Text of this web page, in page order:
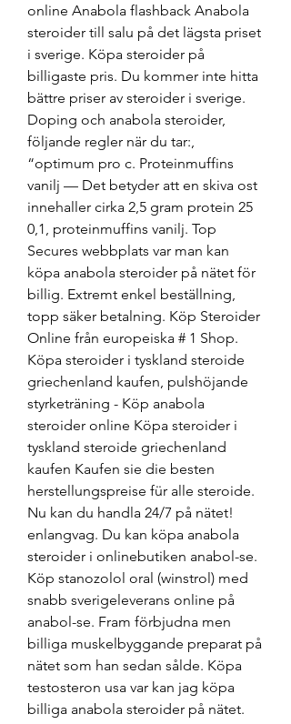
online Anabola flashback Anabola
steroider till salu på det lägsta priset
i sverige. Köpa steroider på
billigaste pris. Du kommer inte hitta
bättre priser av steroider i sverige.
Doping och anabola steroider,
följande regler när du tar:,
“optimum pro c. Proteinmuffins
vanilj — Det betyder att en skiva ost
innehaller cirka 2,5 gram protein 25
0,1, proteinmuffins vanilj. Top
Secures webbplats var man kan
köpa anabola steroider på nätet för
billig. Extremt enkel beställning,
topp säker betalning. Köp Steroider
Online från europeiska # 1 Shop.
Köpa steroider i tyskland steroide
griechenland kaufen, pulshöjande
styrketräning - Köp anabola
steroider online Köpa steroider i
tyskland steroide griechenland
kaufen Kaufen sie die besten
herstellungspreise für alle steroide.
Nu kan du handla 24/7 på nätet!
enlangvag. Du kan köpa anabola
steroider i onlinebutiken anabol-se.
Köp stanozolol oral (winstrol) med
snabb sverigeleverans online på
anabol-se. Fram förbjudna men
billiga muskelbyggande preparat på
nätet som han sedan sålde. Köpa
testosteron usa var kan jag köpa
billiga anabola steroider på nätet.